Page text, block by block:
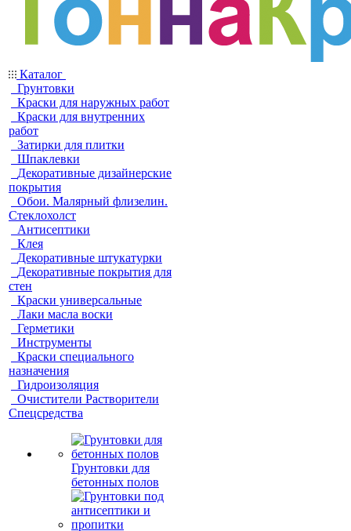
Каталог
Грунтовки
Краски для наружных работ
Краски для внутренних
работ
Затирки для плитки
Шпаклевки
Декоративные дизайнерские
покрытия
Обои. Малярный флизелин.
Стеклохолст
Антисептики
Клея
Декоративные штукатурки
Декоративные покрытия для
стен
Краски универсальные
Лаки масла воски
Герметики
Инструменты
Краски специального
назначения
Гидроизоляция
Очистители Растворители
Спецсредства
Грунтовки для
бетонных полов